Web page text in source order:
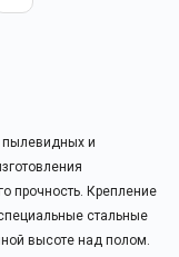
пылевидных и
прочность. Крепление
стальные
высоте над полом.